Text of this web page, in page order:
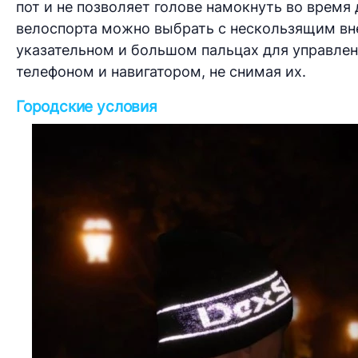
пот и не позволяет голове намокнуть во
велоспорта можно выбрать с нескользящим
указательном и большом пальцах для
телефоном и навигатором, не снимая их.
Городские условия